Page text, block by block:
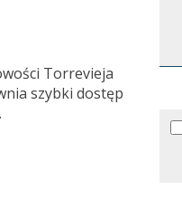
Torrevieja
szybki dostęp